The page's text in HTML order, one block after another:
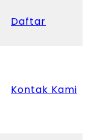
Daftar
Kontak Kami